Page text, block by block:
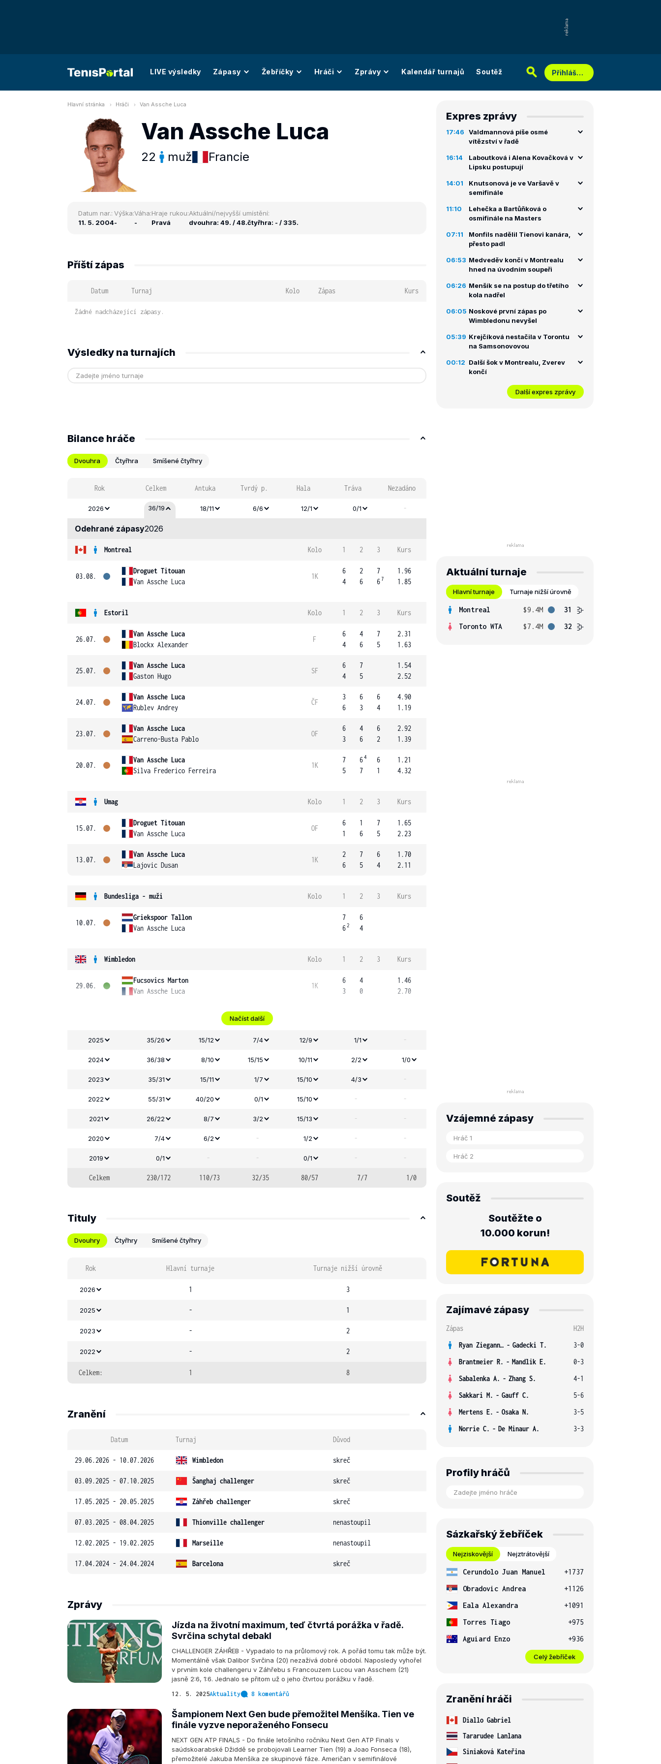
LIVE výsledky Zápasy Žebříčky Hráči Zprávy Kalendář turnajů Soutěž Přihlášení
Hlavní stránka Hráči Van Assche Luca
Van Assche Luca
22 muž Francie
Datum nar.:
11. 5. 2004
Výška:
-
Váha:
-
Hraje rukou:
Pravá
Aktuální/nejvyšší umístění:
dvouhra: 49. / 48.čtyřhra: - / 335.
Příští zápas
Datum Turnaj Kolo Zápas Kurs
Žádné nadcházející zápasy.
Výsledky na turnajích
Bilance hráče
Dvouhra Čtyřhra Smíšené čtyřhry
Rok Celkem Antuka Tvrdý p. Hala Tráva Nezadáno
2026 36/19 18/11 6/6 12/1 0/1 -
Odehrané zápasy2026
Montreal Kolo 1 2 3 Kurs
03.08.
Droguet Titouan
Van Assche Luca
1K
6
4
2
6
7
67
1.96
1.85
Estoril Kolo 1 2 3 Kurs
26.07.
Van Assche Luca
Blockx Alexander
F
6
4
4
6
7
5
2.31
1.63
25.07.
Van Assche Luca
Gaston Hugo
SF
6
4
7
5
1.54
2.52
24.07.
Van Assche Luca
Rublev Andrey
ČF
3
6
6
3
6
4
4.90
1.19
23.07.
Van Assche Luca
Carreno-Busta Pablo
OF
6
3
4
6
6
2
2.92
1.39
20.07.
Van Assche Luca
Silva Frederico Ferreira
1K
7
5
64
7
6
1
1.21
4.32
Umag Kolo 1 2 3 Kurs
15.07.
Droguet Titouan
Van Assche Luca
OF
6
1
1
6
7
5
1.65
2.23
13.07.
Van Assche Luca
Lajovic Dusan
1K
2
6
7
5
6
4
1.70
2.11
Bundesliga - muži Kolo 1 2 3 Kurs
10.07.
Griekspoor Tallon
Van Assche Luca
7
62
6
4
Wimbledon Kolo 1 2 3 Kurs
29.06.
Fucsovics Marton
Van Assche Luca
1K
6
3
4
0
1.46
2.70
Načíst další
2025 35/26 15/12 7/4 12/9 1/1 -
2024 36/38 8/10 15/15 10/11 2/2 1/0
2023 35/31 15/11 1/7 15/10 4/3 -
2022 55/31 40/20 0/1 15/10 - -
2021 26/22 8/7 3/2 15/13 - -
2020 7/4 6/2 - 1/2 - -
2019 0/1 - - 0/1 - -
Celkem 230/172 110/73 32/35 80/57 7/7 1/0
Tituly
Dvouhry Čtyřhry Smíšené čtyřhry
Rok Hlavní turnaje Turnaje nižší úrovně
2026 1 3
2025 - 1
2023 - 2
2022 - 2
Celkem: 1 8
Zranění
Datum Turnaj Důvod
29.06.2026 - 10.07.2026 Wimbledon skreč
03.09.2025 - 07.10.2025 Šanghaj challenger skreč
17.05.2025 - 20.05.2025 Záhřeb challenger skreč
07.03.2025 - 08.04.2025 Thionville challenger nenastoupil
12.02.2025 - 19.02.2025 Marseille nenastoupil
17.04.2024 - 24.04.2024 Barcelona skreč
Zprávy
Jízda na životní maximum, teď čtvrtá porážka v řadě.
Svrčina schytal debakl
CHALLENGER ZÁHŘEB - Vypadalo to na průlomový rok. A pořád tomu tak může být.
Momentálně však Dalibor Svrčina (20) nezažívá dobré období. Naposledy vyhořel
v prvním kole challengeru v Záhřebu s Francouzem Lucou van Asschem (21)
jasně 2:6, 1:6. Jednalo se přitom už o jeho čtvrtou porážku v řadě.
12. 5. 2025Aktuality 8 komentářů
Šampionem Next Gen bude přemožitel Menšíka. Tien ve
finále vyzve neporaženého Fonsecu
NEXT GEN ATP FINALS - Do finále letošního ročníku Next Gen ATP Finals v
saúdskoarabské Džiddě se probojovali Learner Tien (19) a Joao Fonseca (18),
přemožitelé Jakuba Menšíka ze skupinové fáze. Američan v semifinálové
Expres zprávy
17:46
Valdmannová píše osmé
vítězství v řadě
16:14
Laboutková i Alena Kovačková v
Lipsku postupují
14:01
Knutsonová je ve Varšavě v
semifinále
11:10
Lehečka a Bartůňková o
osmifinále na Masters
07:11
Monfils nadělil Tienovi kanára,
přesto padl
06:53 Medveděv končí v Montrealu
hned na úvodním soupeři
06:26 Menšík se na postup do třetího
kola nadřel
06:05 Noskové první zápas po
Wimbledonu nevyšel
05:39 Krejčíková nestačila v Torontu
na Samsonovovou
00:12 Další šok v Montrealu, Zverev
končí
Další expres zprávy
Aktuální turnaje
Hlavní turnaje Turnaje nižší úrovně
Montreal $9.4M
31
Toronto WTA
$7.4M 32
Vzájemné zápasy
Soutěž
Soutěžte o
10.000 korun!
Zajímavé zápasy
Zápas
H2H
Ryan Ziegann S. - Gadecki T.
3-0
Brantmeier R. - Mandlik E.
0-3
Sabalenka A. - Zhang S.
4-1
Sakkari M. - Gauff C.
5-6
Mertens E. - Osaka N.
3-5
Norrie C. - De Minaur A. 3-3
Profily hráčů
Sázkařský žebříček
Nejziskovější Nejztrátovější
Cerundolo Juan Manuel
+1737
Obradovic Andrea
+1126
Eala Alexandra
+1091
Torres Tiago
+975
Aguiard Enzo
+936
Celý žebříček
Zranění hráči
Diallo Gabriel
Tararudee Lanlana
Siniaková Kateřina